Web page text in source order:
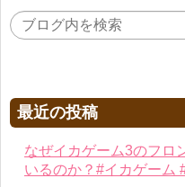
最近の投稿
なぜイカゲーム3のフロ
いるのか？#イカゲーム